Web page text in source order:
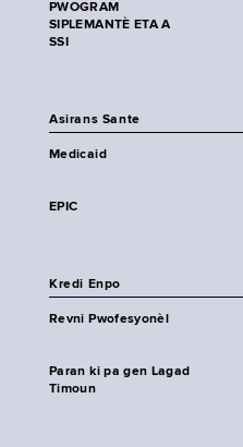
PWOGRAM
SIPLEMANTÈ ETA A
SSI
Asirans Sante
Medicaid
EPIC
Kredi Enpo
Revni Pwofesyonèl
Paran ki pa gen Lagad
Timoun